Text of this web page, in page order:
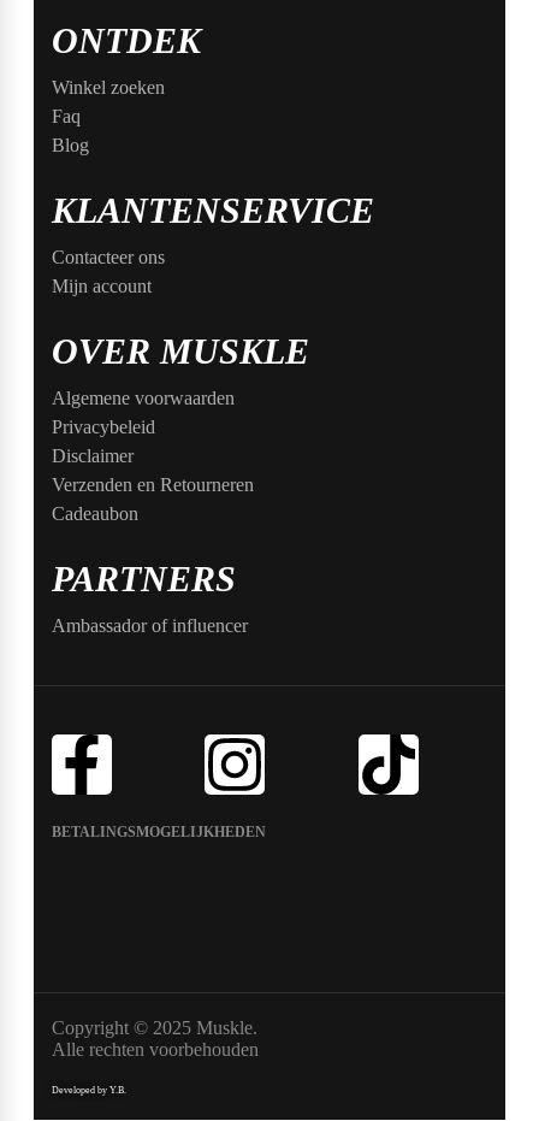
ONTDEK
Winkel zoeken
Faq
Blog
KLANTENSERVICE
Contacteer ons
Mijn account
OVER MUSKLE
Algemene voorwaarden
Privacybeleid
Disclaimer
Verzenden en Retourneren
Cadeaubon
PARTNERS
Ambassador of influencer
BETALINGSMOGELIJKHEDEN
Copyright © 2025 Muskle.
Alle rechten voorbehouden
Developed by Y.B.